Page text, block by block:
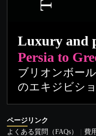
Luxury and
Persia to
ブリオンボー
のエキジビシ
ページリンク
よくある質問（FAQs）
費